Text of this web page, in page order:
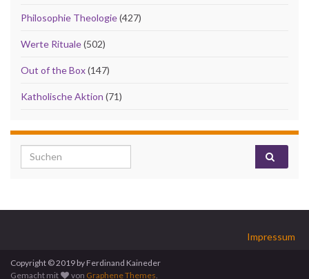
Philosophie Theologie(427)
Werte Rituale(502)
Out of the Box(147)
Katholische Aktion (71)
Search for:
Impressum
Copyright © 2019 by Ferdinand Kaineder
Gemacht mit
von Graphene Themes